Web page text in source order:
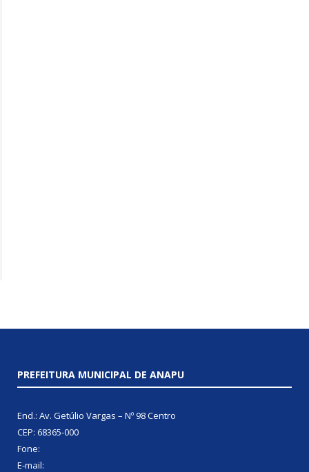
PREFEITURA MUNICIPAL DE ANAPU
End.: Av. Getúlio Vargas – Nº 98 Centro
CEP: 68365-000
Fone:
E-mail: